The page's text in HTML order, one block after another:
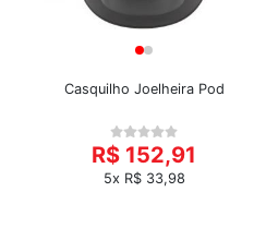
Casquilho Joelheira Pod
R$ 152,91
5x R$ 33,98